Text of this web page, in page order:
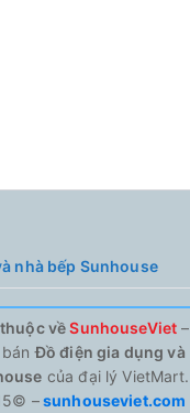
nhà bếp Sunhouse
vềSunhouseViet –
bánĐồ điện gia dụng và
của đại lý VietMart.
–sunhouseviet.com